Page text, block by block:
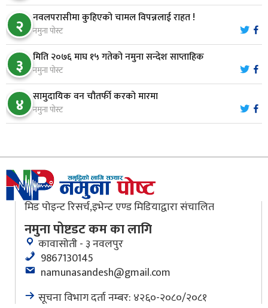
८
भरतपुर अस्पतालद्वारा आइसियुमा प्रतिक्षारत बिरामीको
नाम ‘डिस्प्ले बोर्ड’मा
९ नारायणघाट–बुटवल सडकमा ‘क्यानोपी ब्रिज’ निर्माण
१०
मौलाकालिकाको १८८२ खुड्किला : आस्था र आरोग्यको‘
२ नवलपरासीमा कुहिएको चामल विपन्नलाई राहत !
नमुना पोस्ट
३ मिति २०७६ माघ १५ गतेको नमुना सन्देश साप्ताहिक
नमुना पोस्ट
४ सामुदायिक वन चौतर्फी करको मारमा
नमुना पोस्ट
मिड पोइन्ट रिसर्च,इभेन्ट एण्ड मिडियाद्वारा संचालित
नमुना पोष्टडट कम का लागि
कावासोती - ३ नवलपुर
9867130145
namunasandesh@gmail.com
सूचना विभाग दर्ता नम्बर: ४२६०-२०८०/२०८१